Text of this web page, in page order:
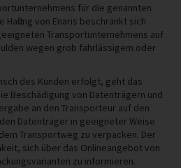
für die genannten
von Enaris beschränkt sich
Transportunternehmens auf
wegen grob fahrlässigem oder
des Kunden erfolgt, geht das
Beschädigung von Datenträgern und
an den Transporteur auf den
Datenträger in geeigneter Weise
Transportweg zu verpacken. Der
sich über das Onlineangebot von
zu informieren.